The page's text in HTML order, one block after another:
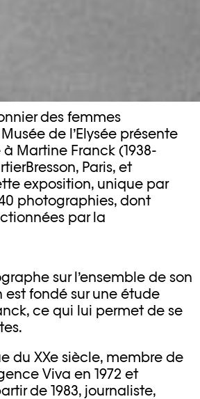
des femmes
de l’Elysée présente
Martine Franck (1938-
Paris, et
exposition, unique par
photographies, dont
par la
sur l’ensemble de son
est fondé sur une étude
ce qui lui permet de se
du XXe siècle, membre de
Viva en 1972 et
de 1983, journaliste,